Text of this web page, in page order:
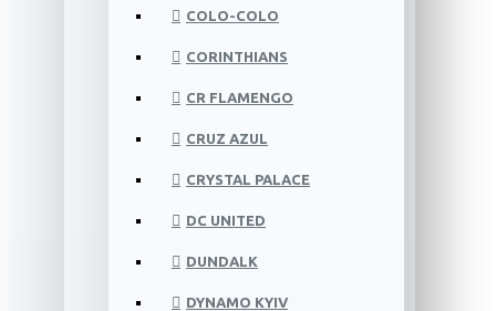
COLO-COLO
CORINTHIANS
CR FLAMENGO
CRUZ AZUL
CRYSTAL PALACE
DC UNITED
DUNDALK
DYNAMO KYIV